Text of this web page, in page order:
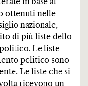
in base al
ottenuti nelle
nazionale,
di più liste dello
politico. Le liste
politico sono
Le liste che si
ricevono un